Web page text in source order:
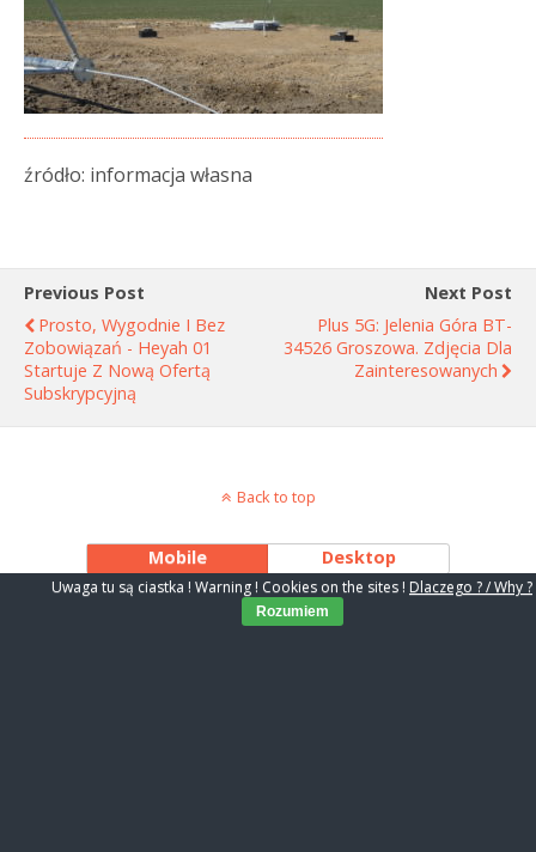
źródło: informacja własna
Previous Post
Prosto, Wygodnie I Bez
Zobowiązań - Heyah 01
Startuje Z Nową Ofertą
Subskrypcyjną
Next Post
Plus 5G: Jelenia Góra BT-
34526 Groszowa. Zdjęcia Dla
Zainteresowanych
Back to top
Mobile Desktop
Uwaga tu są ciastka ! Warning ! Cookies on the sites ! Dlaczego ? / Why ?
Rozumiem